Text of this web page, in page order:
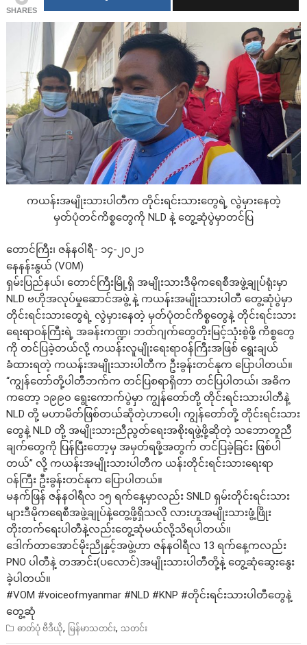
SHARES
ကယန်းအမျိုးသားပါတီက တိုင်းရင်းသားတွေရဲ့ လွဲမှားနေတဲ့
မှတ်ပုံတင်ကိစ္စတွေကို NLD နဲ့ တွေ့ဆုံပွဲမှာတင်ပြ
တောင်ကြီး၊ ဇန်နဝါရီ- ၁၄-၂၀၂၁
နေနန်းနွယ် (VOM)
ရှမ်းပြည်နယ်၊ တောင်ကြီးမြို့ရှိ အမျိုးသားဒီမိုကရေစီအဖွဲ့ချုပ်ရုံးမှာ
NLD ဗဟိုအလုပ်မှုဆောင်အဖွဲ့ နဲ့ ကယန်းအမျိုးသားပါတီ တွေ့ဆုံပွဲမှာ
တိုင်းရင်းသားတွေရဲ့ လွဲမှားနေတဲ့ မှတ်ပုံတင်ကိစ္စတွေနဲ့ တိုင်းရင်းသား
ရေးရာဝန်ကြီးရဲ့ အခန်းကဏ္ဍ၊ ဘတ်ဂျက်တွေတိုးမြင့်သုံးစွဲဖို့ ကိစ္စတွေ
ကို တင်ပြခဲ့တယ်လို့ ကယန်းလူမျိုးရေးရာဝန်ကြီးအဖြစ် ရွေးချယ်
ခံထားရတဲ့ ကယန်းအမျိုးသားပါတီက ဦးခွန်းတင်နုက ပြောပါတယ်။
“ကျွန်တော်တို့ပါတီဘက်က တင်ပြစရာရှိတာ တင်ပြပါတယ်၊ အဓိက
ကတော့ ၁၉၉၀ ရွေးကောက်ပွဲမှာ ကျွန်တော်တို့ တိုင်းရင်းသားပါတီနဲ့
NLD တို့ မဟာမိတ်ဖြစ်တယ်ဆိုတဲ့ဟာပေါ့၊ ကျွန်တော်တို့ တိုင်းရင်းသား
တွေနဲ့ NLD တို့ အမျိုးသားညီညွတ်ရေးအစိုးရဖွဲ့ဖို့ဆိုတဲ့ သဘောတူညီ
ချက်တွေကို ပြန်ပြီးတော့မှ အမှတ်ရဖို့အတွက် တင်ပြခဲ့ခြင်း ဖြစ်ပါ
တယ်” လို့ ကယန်းအမျိုးသားပါတီက ယန်းတိုင်းရင်းသားရေးရာ
ဝန်ကြီး ဦးခွန်းတင်နုက ပြောပါတယ်။
မနက်ဖြန် ဇန်နဝါရီလ ၁၅ ရက်နေ့မှာလည်း SNLD ရှမ်းတိုင်းရင်းသား
များဒီမိုကရေစီအဖွဲ့ချုပ်နဲ့တွေ့ဖို့ရှိသလို လားဟူအမျိုးသားဖွံ့ဖြိုး
တိုးတက်ရေးပါတီနဲ့လည်းတွေ့ဆုံမယ်လို့သိရပါတယ်။
ဒေါက်တာအောင်မိုးညိုနှင့်အဖွဲ့ဟာ ဇန်နဝါရီလ 13 ရက်နေ့ကလည်း
PNO ပါတီနဲ့ တအာင်း(ပလောင်)အမျိုးသားပါတီတို့နဲ့ တွေ့ဆုံဆွေးနွေး
ခဲ့ပါတယ်။
#VOM #voiceofmyanmar #NLD #KNP #တိုင်းရင်းသားပါတီတွေနဲ့
တွေ့ဆုံ
ဓာတ်ပုံ ဗီဒီယို, မြန်မာသတင်း, သတင်း